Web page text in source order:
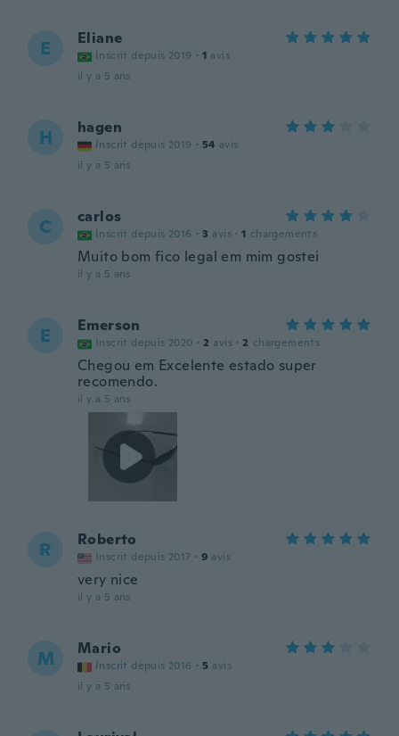
E Eliane
Inscrit depuis 2019 · 1 avis
il y a 5 ans
H hagen
Inscrit depuis 2019 · 54 avis
il y a 5 ans
C carlos
Inscrit depuis 2016 · 3 avis · 1 chargements
Muito bom fico legal em mim gostei
il y a 5 ans
E Emerson
Inscrit depuis 2020 · 2 avis · 2 chargements
Chegou em Excelente estado super
recomendo.
il y a 5 ans
R Roberto
Inscrit depuis 2017 · 9 avis
very nice
il y a 5 ans
M Mario
Inscrit depuis 2016 · 5 avis
il y a 5 ans